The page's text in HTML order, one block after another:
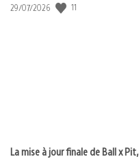
Date
29/07/2026 11
La mise à jour finale de Ball x